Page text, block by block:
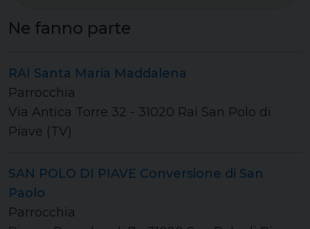
Ne fanno parte
RAI Santa Maria Maddalena
Parrocchia
Via Antica Torre 32 - 31020 Rai San Polo di
Piave (TV)
SAN POLO DI PIAVE Conversione di San
Paolo
Parrocchia